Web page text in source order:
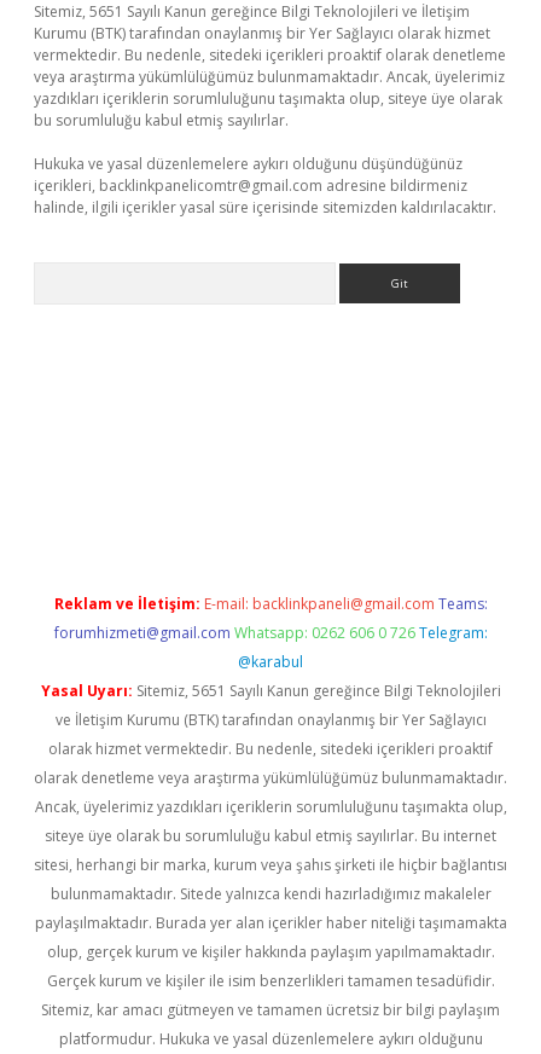
Sitemiz, 5651 Sayılı Kanun gereğince Bilgi Teknolojileri ve İletişim
Kurumu (BTK) tarafından onaylanmış bir Yer Sağlayıcı olarak hizmet
vermektedir. Bu nedenle, sitedeki içerikleri proaktif olarak denetleme
veya araştırma yükümlülüğümüz bulunmamaktadır. Ancak, üyelerimiz
yazdıkları içeriklerin sorumluluğunu taşımakta olup, siteye üye olarak
bu sorumluluğu kabul etmiş sayılırlar.
Hukuka ve yasal düzenlemelere aykırı olduğunu düşündüğünüz
içerikleri, backlinkpanelicomtr@gmail.com adresine bildirmeniz
halinde, ilgili içerikler yasal süre içerisinde sitemizden kaldırılacaktır.
Reklam ve İletişim: E-mail: backlinkpaneli@gmail.com Teams:
forumhizmeti@gmail.com Whatsapp: 0262 606 0 726 Telegram:
@karabul
Yasal Uyarı: Sitemiz, 5651 Sayılı Kanun gereğince Bilgi Teknolojileri
ve İletişim Kurumu (BTK) tarafından onaylanmış bir Yer Sağlayıcı
olarak hizmet vermektedir. Bu nedenle, sitedeki içerikleri proaktif
olarak denetleme veya araştırma yükümlülüğümüz bulunmamaktadır.
Ancak, üyelerimiz yazdıkları içeriklerin sorumluluğunu taşımakta olup,
siteye üye olarak bu sorumluluğu kabul etmiş sayılırlar. Bu internet
sitesi, herhangi bir marka, kurum veya şahıs şirketi ile hiçbir bağlantısı
bulunmamaktadır. Sitede yalnızca kendi hazırladığımız makaleler
paylaşılmaktadır. Burada yer alan içerikler haber niteliği taşımamakta
olup, gerçek kurum ve kişiler hakkında paylaşım yapılmamaktadır.
Gerçek kurum ve kişiler ile isim benzerlikleri tamamen tesadüfidir.
Sitemiz, kar amacı gütmeyen ve tamamen ücretsiz bir bilgi paylaşım
platformudur. Hukuka ve yasal düzenlemelere aykırı olduğunu